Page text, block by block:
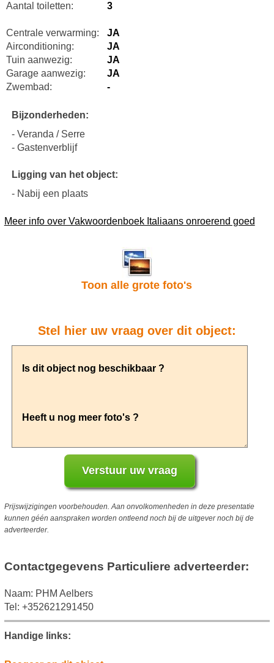
Aantal toiletten:
3
Centrale verwarming:
JA
Airconditioning:
JA
Tuin aanwezig:
JA
Garage aanwezig:
JA
Zwembad:
-
Bijzonderheden:
- Veranda / Serre
- Gastenverblijf
Ligging van het object:
- Nabij een plaats
Meer info over Vakwoordenboek Italiaans onroerend goed
Toon alle grote foto's
Stel hier uw vraag over dit object:
Prijswijzigingen voorbehouden. Aan onvolkomenheden in deze presentatie
kunnen géén aanspraken worden ontleend noch bij de uitgever noch bij de
adverteerder.
Contactgegevens Particuliere adverteerder:
Naam: PHM Aelbers
Tel: +352621291450
Handige links: